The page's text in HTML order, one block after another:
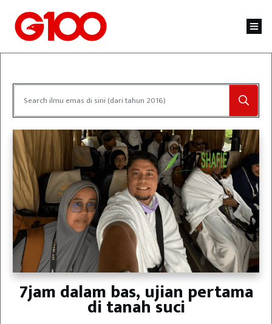
7jam dalam bas, ujian pertama
di tanah suci